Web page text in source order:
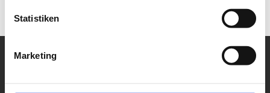
Statistiken
Marketing